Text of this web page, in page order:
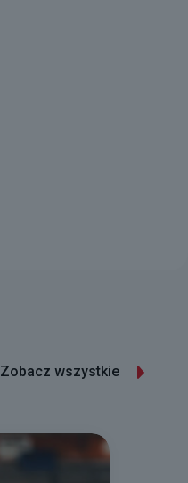
Zobacz wszystkie